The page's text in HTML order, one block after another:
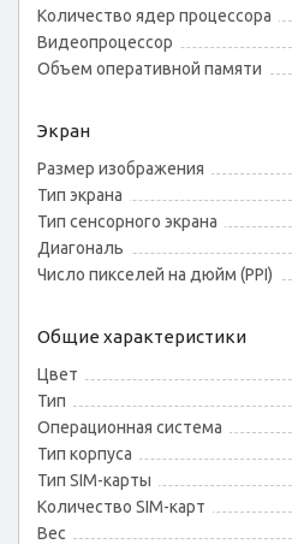
Количество ядер процессора
Видеопроцессор
Объем оперативной памяти
Экран
Размер изображения
Тип экрана
Тип сенсорного экрана
Диагональ
Число пикселей на дюйм (PPI)
Общие характеристики
Цвет
Тип
Операционная система
Тип корпуса
Тип SIM-карты
Количество SIM-карт
Вес